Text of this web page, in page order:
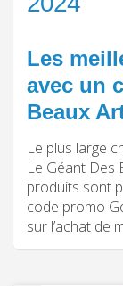
Les
avec un
Beaux
Le plus large
Le Géant Des
produits sont
code promo
sur l’achat de